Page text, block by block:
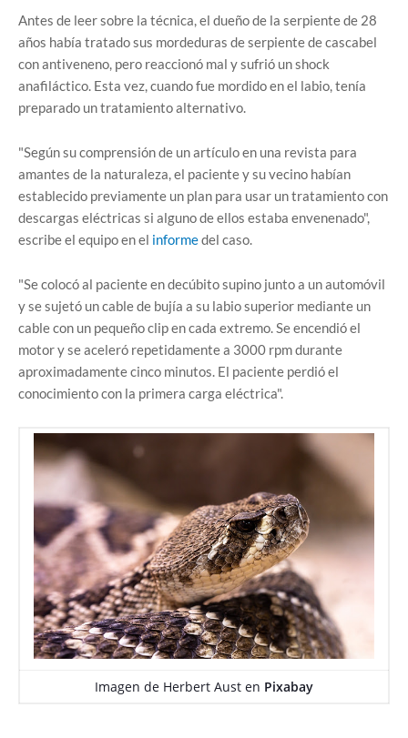
Antes de leer sobre la técnica, el dueño de la serpiente de 28
años había tratado sus mordeduras de serpiente de cascabel
con antiveneno, pero reaccionó mal y sufrió un shock
anafiláctico. Esta vez, cuando fue mordido en el labio, tenía
preparado un tratamiento alternativo.
"Según su comprensión de un artículo en una revista para
amantes de la naturaleza, el paciente y su vecino habían
establecido previamente un plan para usar un tratamiento con
descargas eléctricas si alguno de ellos estaba envenenado",
escribe el equipo en el informedel caso.
"Se colocó al paciente en decúbito supino junto a un automóvil
y se sujetó un cable de bujía a su labio superior mediante un
cable con un pequeño clip en cada extremo. Se encendió el
motor y se aceleró repetidamente a 3000 rpm durante
aproximadamente cinco minutos. El paciente perdió el
conocimiento con la primera carga eléctrica".
Imagen de Herbert Aust en Pixabay